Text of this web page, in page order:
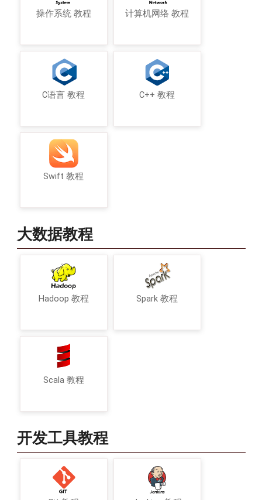
操作系统 教程 计算机网络 教程
C语言 教程 C++ 教程
Swift 教程
大数据教程
Hadoop 教程 Spark 教程
Scala 教程
开发工具教程